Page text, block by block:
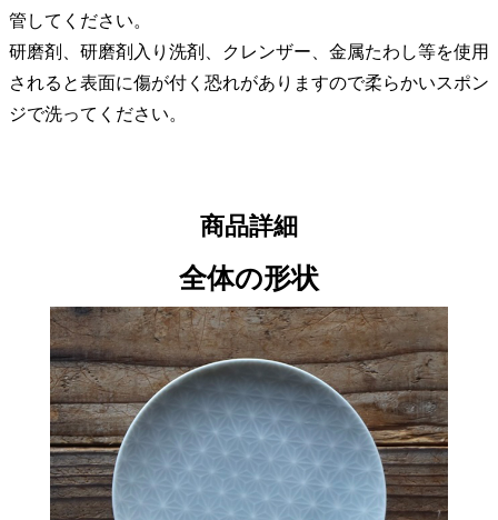
管してください。
研磨剤、研磨剤入り洗剤、クレンザー、金属たわし等を使用
されると表面に傷が付く恐れがありますので柔らかいスポン
ジで洗ってください。
商品詳細
全体の形状